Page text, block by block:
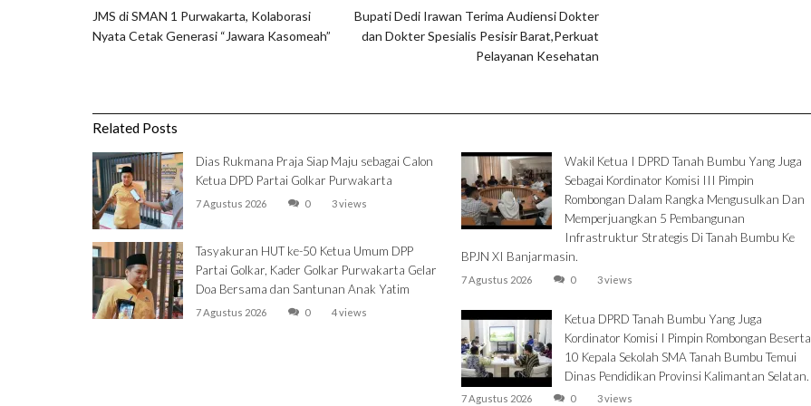
JMS di SMAN 1 Purwakarta, Kolaborasi
Nyata Cetak Generasi “Jawara Kasomeah”
Bupati Dedi Irawan Terima Audiensi Dokter
dan Dokter Spesialis Pesisir Barat,Perkuat
Pelayanan Kesehatan
Related Posts
Dias Rukmana Praja Siap Maju sebagai Calon
Ketua DPD Partai Golkar Purwakarta
7 Agustus 2026 0 3 views
Tasyakuran HUT ke-50 Ketua Umum DPP
Partai Golkar, Kader Golkar Purwakarta Gelar
Doa Bersama dan Santunan Anak Yatim
7 Agustus 2026 0 4 views
Wakil Ketua I DPRD Tanah Bumbu Yang Juga
Sebagai Kordinator Komisi III Pimpin
Rombongan Dalam Rangka Mengusulkan Dan
Memperjuangkan 5 Pembangunan
Infrastruktur Strategis Di Tanah Bumbu Ke
BPJN XI Banjarmasin.
7 Agustus 2026 0 3 views
Ketua DPRD Tanah Bumbu Yang Juga
Kordinator Komisi I Pimpin Rombongan Beserta
10 Kepala Sekolah SMA Tanah Bumbu Temui
Dinas Pendidikan Provinsi Kalimantan Selatan.
7 Agustus 2026 0 3 views